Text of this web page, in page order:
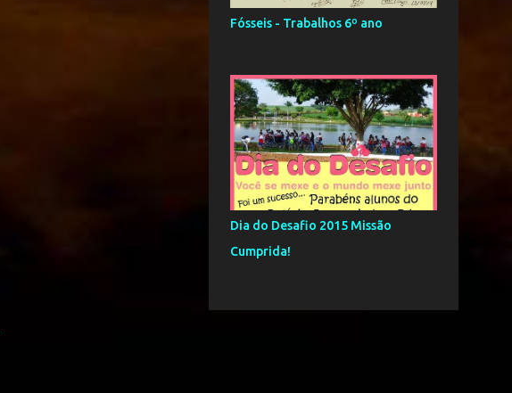
Prova de História - 3º ano -
1º Bimestre - Ensino ...
Prova de História - 1º ano -
1º Bimestre - Ensino ...
Conversor de Calendários -
Complemento à aula de H...
Apoio para aula sobre a
Antártida - 8º ano
Primeiro dia de Aula:
Máquina do Tempo 2015
Fósseis - Trabalhos 6º ano
Dia do Desafio 2015 Missão
Cumprida!